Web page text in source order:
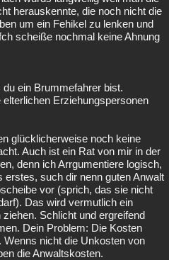
herauskennte, die noch nicht die
um ein Fehikel zu lenken und
scheiße nochmal keine Ahnung
ein Brummefahrer bist.
Erziehungspersonen
glücklicherweise noch keine
Auch ist ein Rat von mir in der
denn ich Arrgumentiere logisch,
such dir nenn guten Anwalt
vor (sprich, das sie nicht
Das wird vermutlich ein
Schlicht und ergreifend
Dein Problem: Die Kosten
Wenns nicht die Unkosten von
die Anwaltskosten.